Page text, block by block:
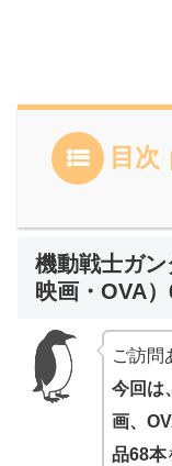
目次
機動戦士ガン
映画・OVA
ご訪問
今回は
画、
品68本